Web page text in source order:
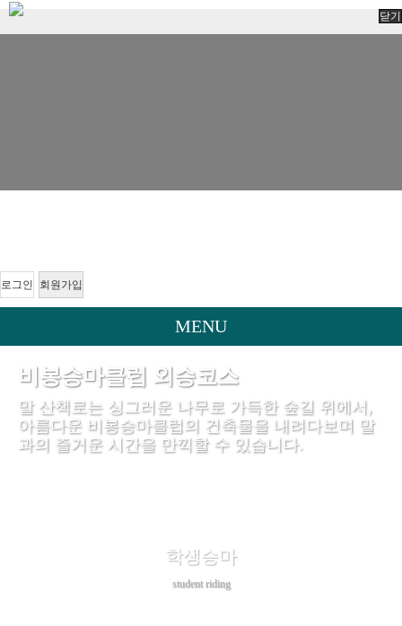
닫기
로그인 회원가입
MENU
비봉승마클럽 외승코스
말 산책로는 싱그러운 나무로 가득한 숲길 위에서,
아름다운 비봉승마클럽의 건축물을 내려다보며 말
과의 즐거운 시간을 만끽할 수 있습니다.
학생승마
student riding